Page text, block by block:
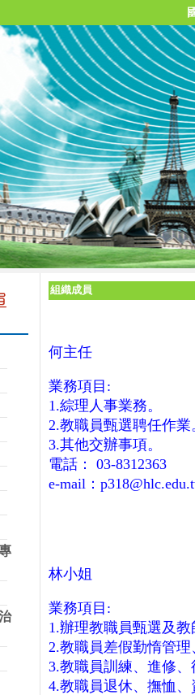
組織成員
何主任
業務項目 :
1.綜理人事業務。
2.教職員甄選聘任作業
3.其他交辦事項。
電話 ： 03-8312363
e-mail：
林小姐
業務項目 :
1.辦理教職員甄選及教
2.教職員差假勤惰管
3.教職員訓練、進修
4.教職員退休、撫恤